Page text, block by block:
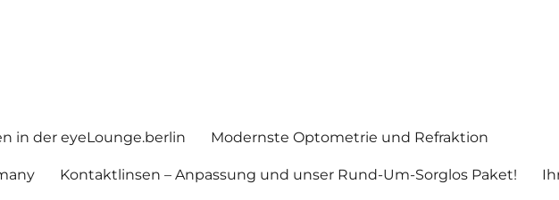
in der eyeLounge.berlin Modernste Optometrie und Refraktion
Kontaktlinsen – Anpassung und unser Rund-Um-Sorglos Paket!